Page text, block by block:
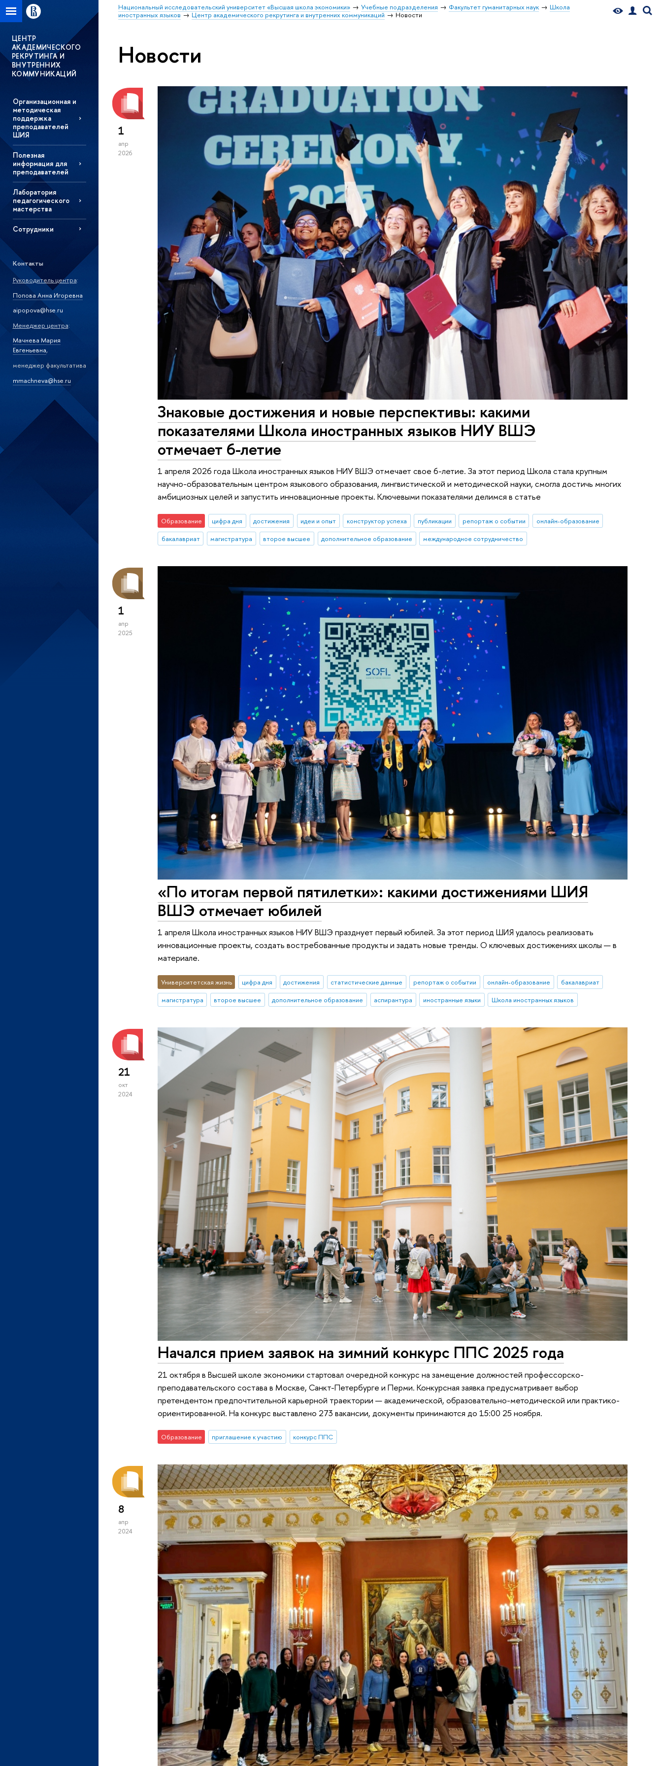
Национальный исследовательский университет «Высшая школа экономики» Учебные подразделения Факультет гуманитарных наук
Школа
иностранных языков
Центр академического рекрутинга и внутренних коммуникаций Новости
ЦЕНТР
АКАДЕМИЧЕСКОГО
РЕКРУТИНГА И
ВНУТРЕННИХ
КОММУНИКАЦИЙ
Организационная и
методическая
поддержка
преподавателей
ШИЯ
Полезная
информация для
преподавателей
Лаборатория
педагогического
мастерства
Сотрудники
Контакты
Руководитель центра:
Попова Анна Игоревна
aipopova@hse.ru
Менеджер центра:
Мачнева Мария
Евгеньевна,
менеджер факультатива
mmachneva@hse.ru
Новости
1
апр
2026
Знаковые достижения и новые перспективы: какими
показателями Школа иностранных языков НИУ ВШЭ
отмечает 6-летие
1 апреля 2026 года Школа иностранных языков НИУ ВШЭ отмечает свое 6-летие. За этот период Школа стала крупным
научно-образовательным центром языкового образования, лингвистической и методической науки, смогла достичь многих
амбициозных целей и запустить инновационные проекты. Ключевыми показателями делимся в статье
Образование цифра дня достижения идеи и опыт конструктор успеха публикации репортаж о событии
онлайн-образование
бакалавриат
магистратура второе высшее дополнительное образование международное сотрудничество
1
апр
2025
«По итогам первой пятилетки»: какими достижениями ШИЯ
ВШЭ отмечает юбилей
1 апреля Школа иностранных языков НИУ ВШЭ празднует первый юбилей. За этот период ШИЯ удалось реализовать
инновационные проекты, создать востребованные продукты и задать новые тренды. О ключевых достижениях школы — в
материале.
Университетская жизнь цифра дня достижения статистические данные репортаж о событии онлайн-образование
бакалавриат
магистратура
второе высшее дополнительное образование аспирантура иностранные языки Школа иностранных языков
21
окт
2024
Начался прием заявок на зимний конкурс ППС 2025 года
21 октября в Высшей школе экономики стартовал очередной конкурс на замещение должностей профессорско-
преподавательского состава в Москве, Санкт-Петербурге и Перми. Конкурсная заявка предусматривает выбор
претендентом предпочтительной карьерной траектории — академической, образовательно-методической или практико-
ориентированной. На конкурс выставлено 273 вакансии, документы принимаются до 15:00 25 ноября.
Образование приглашение к участию конкурс ППС
8
апр
2024